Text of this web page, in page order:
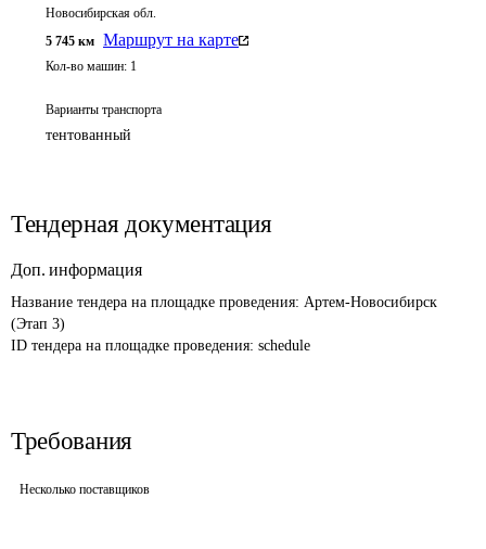
Новосибирская обл.
5 745 км Маршрут на карте
Кол-во машин: 1
Варианты транспорта
тентованный
Тендерная документация
Доп. информация
Название тендера на площадке проведения: Артем-Новосибирск
(Этап 3)
ID тендера на площадке проведения: schedule
Требования
Несколько поставщиков